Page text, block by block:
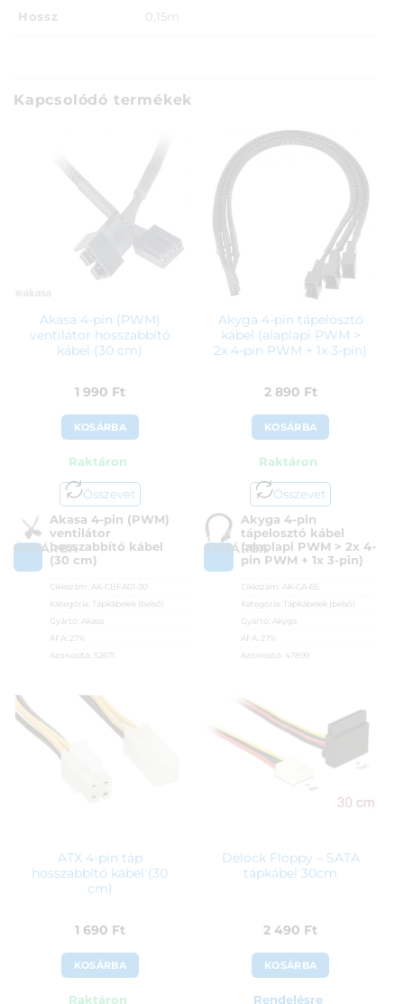
Hossz 0,15m
Kapcsolódó termékek
Akasa 4-pin (PWM)
ventilátor hosszabbító
kábel (30 cm)
1 990 Ft
KOSÁRBA
Raktáron
Összevet
KOSÁRBA
Akasa 4-pin (PWM)
ventilátor
hosszabbító kábel
(30 cm)
Cikkszám:AK-CBFA01-30
Kategória:
Tápkábelek (belső)
Gyártó:Akasa
ÁFA: 27%
Azonosító: 52671
Akyga 4-pin tápelosztó
kábel (alaplapi PWM >
2x 4-pin PWM + 1x 3-pin)
2 890 Ft
KOSÁRBA
Raktáron
Összevet
KOSÁRBA
Akyga 4-pin
tápelosztó kábel
(alaplapi PWM > 2x 4-
pin PWM + 1x 3-pin)
Cikkszám: AK-CA-65
Kategória:
Tápkábelek (belső)
Gyártó: Akyga
ÁFA: 27%
Azonosító: 47899
ATX 4-pin táp
hosszabbító kábel (30
cm)
1 690 Ft
KOSÁRBA
Raktáron
Delock Floppy – SATA
tápkábel 30cm
2 490 Ft
KOSÁRBA
Rendelésre